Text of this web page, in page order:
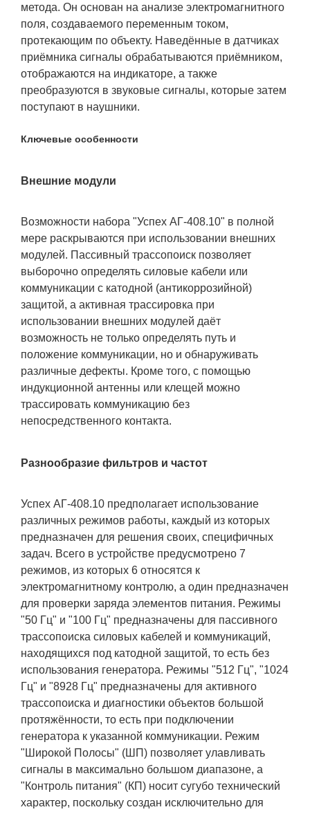
метода. Он основан на анализе электромагнитного
поля, создаваемого переменным током,
протекающим по объекту. Наведённые в датчиках
приёмника сигналы обрабатываются приёмником,
отображаются на индикаторе, а также
преобразуются в звуковые сигналы, которые затем
поступают в наушники.
Ключевые особенности
Внешние модули
Возможности набора "Успех АГ-408.10" в полной
мере раскрываются при использовании внешних
модулей. Пассивный трассопоиск позволяет
выборочно определять силовые кабели или
коммуникации с катодной (антикоррозийной)
защитой, а активная трассировка при
использовании внешних модулей даёт
возможность не только определять путь и
положение коммуникации, но и обнаруживать
различные дефекты. Кроме того, с помощью
индукционной антенны или клещей можно
трассировать коммуникацию без
непосредственного контакта.
Разнообразие фильтров и частот
Успех АГ-408.10 предполагает использование
различных режимов работы, каждый из которых
предназначен для решения своих, специфичных
задач. Всего в устройстве предусмотрено 7
режимов, из которых 6 относятся к
электромагнитному контролю, а один предназначен
для проверки заряда элементов питания. Режимы
"50 Гц" и "100 Гц" предназначены для пассивного
трассопоиска силовых кабелей и коммуникаций,
находящихся под катодной защитой, то есть без
использования генератора. Режимы "512 Гц", "1024
Гц" и "8928 Гц" предназначены для активного
трассопоиска и диагностики объектов большой
протяжённости, то есть при подключении
генератора к указанной коммуникации. Режим
"Широкой Полосы" (ШП) позволяет улавливать
сигналы в максимально большом диапазоне, а
"Контроль питания" (КП) носит сугубо технический
характер, поскольку создан исключительно для